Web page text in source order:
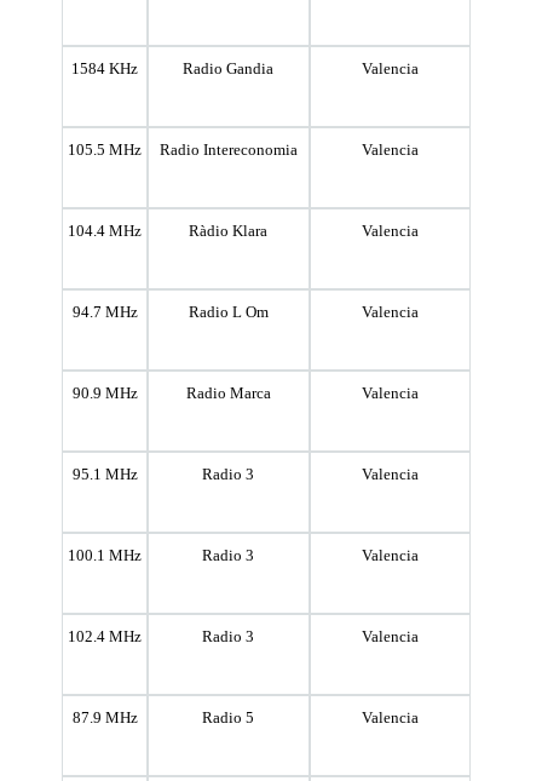
1584 KHz Radio Gandia Valencia
105.5 MHz Radio Intereconomia Valencia
104.4 MHz Ràdio Klara Valencia
94.7 MHz Radio L Om Valencia
90.9 MHz Radio Marca Valencia
95.1 MHz Radio 3 Valencia
100.1 MHz Radio 3 Valencia
102.4 MHz Radio 3 Valencia
87.9 MHz Radio 5 Valencia